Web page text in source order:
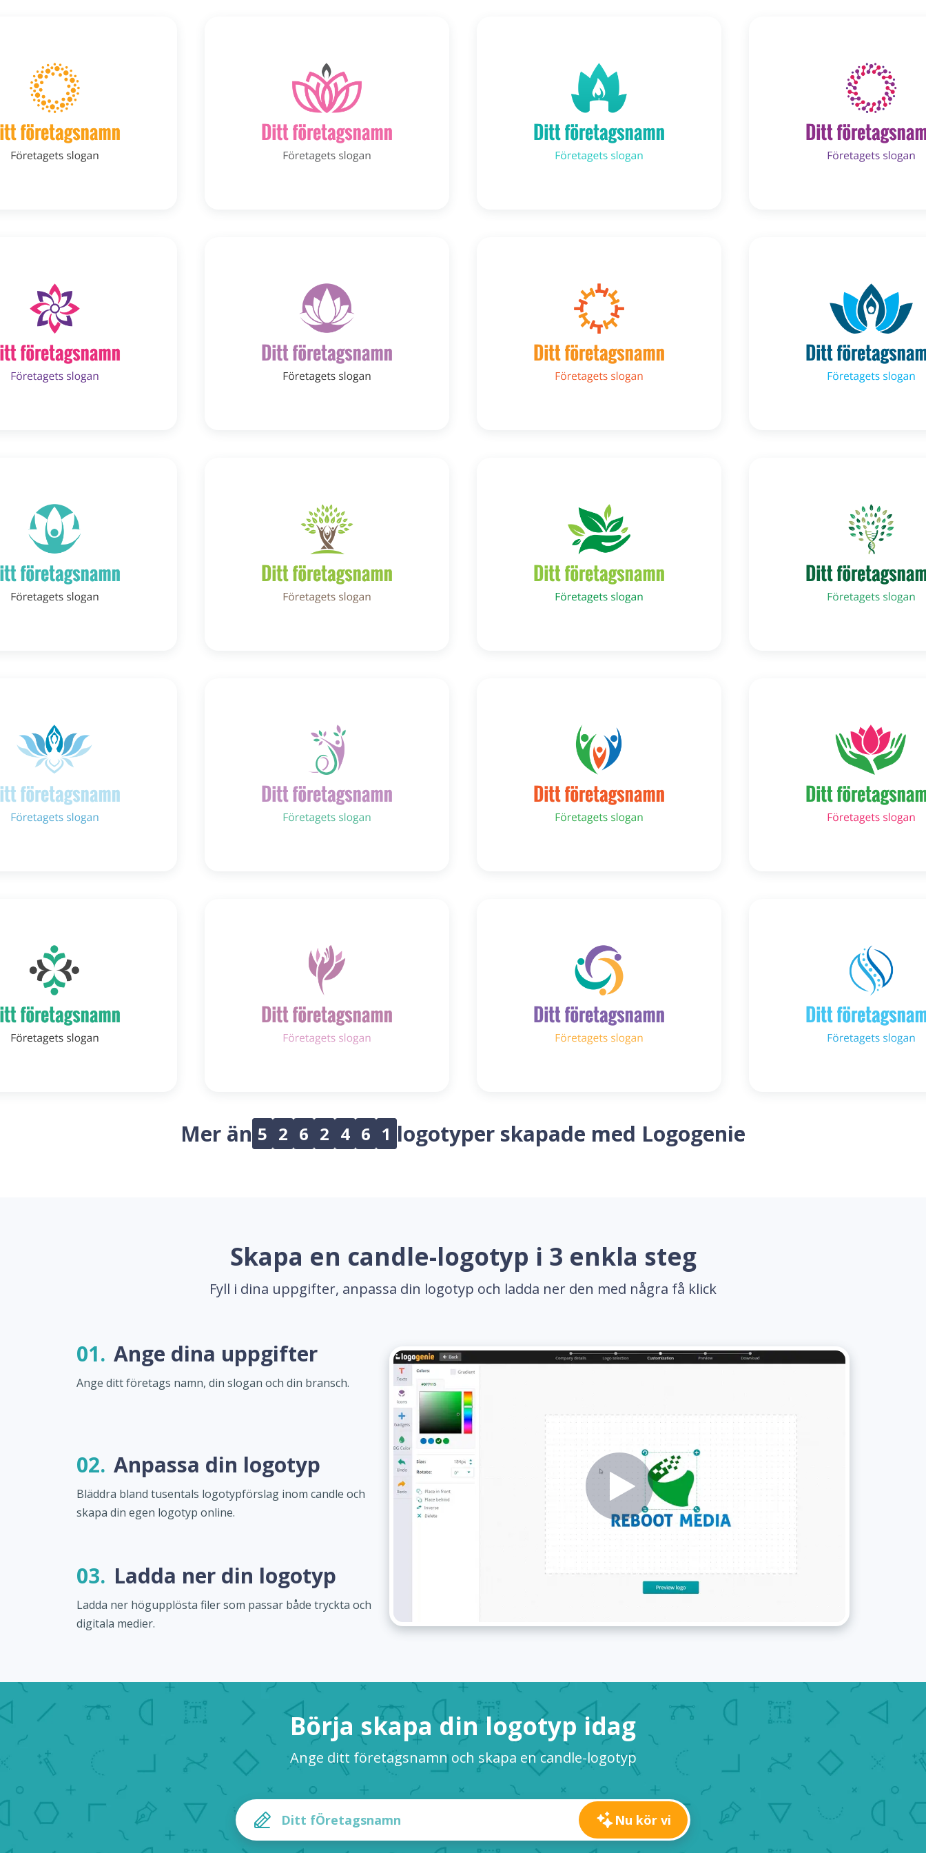
Mer än 5 2 6 2 4 6 1 logotyper skapade med Logogenie
Skapa en candle-logotyp i 3 enkla steg
Fyll i dina uppgifter, anpassa din logotyp och ladda ner den med några få klick
01. Ange dina uppgifter
Ange ditt företags namn, din slogan och din bransch.
02. Anpassa din logotyp
Bläddra bland tusentals logotypförslag inom candle och
skapa din egen logotyp online.
03. Ladda ner din logotyp
Ladda ner högupplösta filer som passar både tryckta och
digitala medier.
Börja skapa din logotyp idag
Ange ditt företagsnamn och skapa en candle-logotyp
Nu kör vi